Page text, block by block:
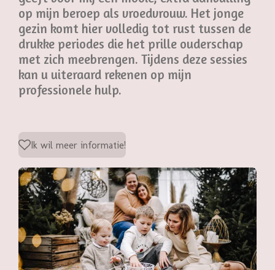
op mijn beroep als vroedvrouw. Het jonge
gezin komt hier volledig tot rust tussen de
drukke periodes die het prille ouderschap
met zich meebrengen. Tijdens deze sessies
kan u uiteraard rekenen op mijn
professionele hulp.
Ik wil meer informatie!